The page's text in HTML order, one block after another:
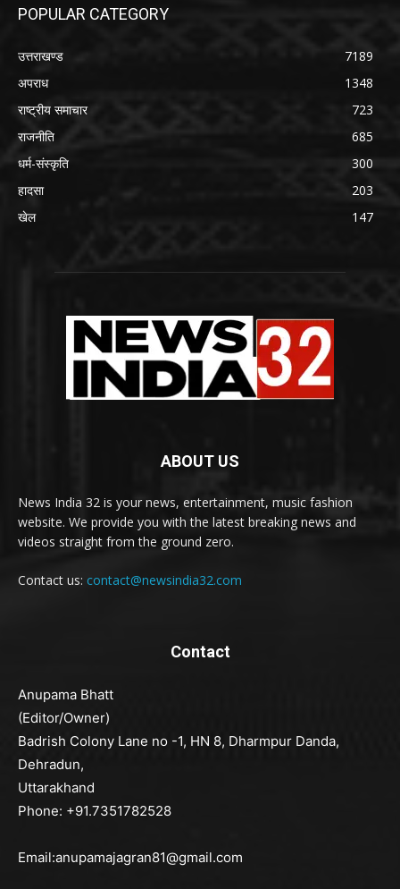
POPULAR CATEGORY
उत्तराखण्ड
7189
अपराध
1348
राष्ट्रीय समाचार
723
राजनीति
685
धर्म-संस्कृति
300
हादसा
203
खेल
147
ABOUT US
News India 32 is your news, entertainment, music fashion
website. We provide you with the latest breaking news and
videos straight from the ground zero.
Contact us: contact@newsindia32.com
Contact
Anupama Bhatt
(Editor/Owner)
Badrish Colony Lane no -1, HN 8, Dharmpur Danda,
Dehradun,
Uttarakhand
Phone: +91.7351782528
Email:anupamajagran81@gmail.com